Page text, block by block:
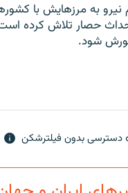
نیرو به مرزهایش با
حصار تلاش کرده
شود.
دسترسی بدون فیلترشکن